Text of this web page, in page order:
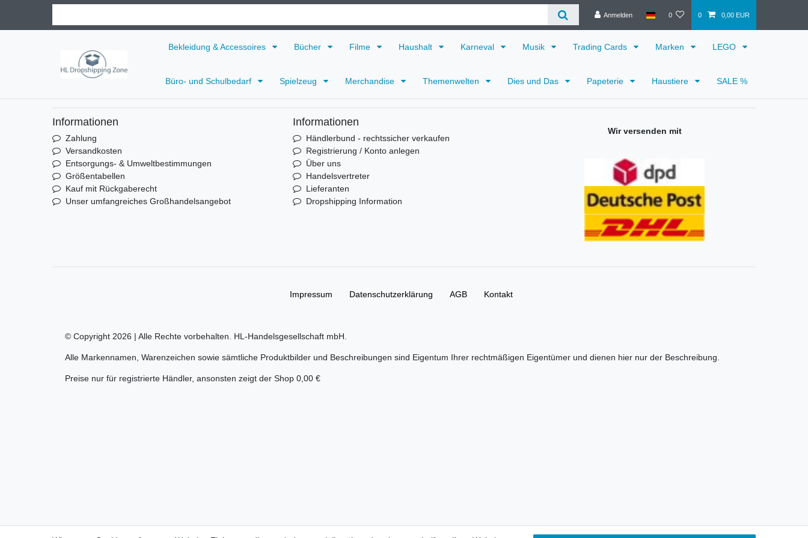
Anmelden 0 0 0,00 EUR
Bekleidung & Accessoires Bücher Filme Haushalt Karneval Musik Trading Cards Marken LEGO
Büro- und Schulbedarf Spielzeug Merchandise Themenwelten Dies und Das Papeterie Haustiere SALE %
Informationen
Zahlung
Versandkosten
Entsorgungs- & Umweltbestimmungen
Größentabellen
Kauf mit Rückgaberecht
Unser umfangreiches Großhandelsangebot
Informationen
Händlerbund - rechtssicher verkaufen
Registrierung / Konto anlegen
Über uns
Handelsvertreter
Lieferanten
Dropshipping Information
Wir versenden mit
Impressum Daten­schutz­erklärung AGB Kontakt
© Copyright 2026 | Alle Rechte vorbehalten. HL-Handelsgesellschaft mbH.
Alle Markennamen, Warenzeichen sowie sämtliche Produktbilder und Beschreibungen sind Eigentum Ihrer rechtmäßigen Eigentümer und dienen hier nur der Beschreibung.
Preise nur für registrierte Händler, ansonsten zeigt der Shop 0,00 €